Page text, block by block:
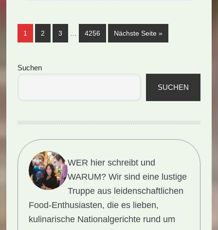
Seite
1 Seite
2 Seite
3 Seite
4256 Nächste Seite aufrufen
»
Seitenspalte
Suchen
SUCHEN
WER hier schreibt und
WARUM? Wir sind eine lustige
Truppe aus leidenschaftlichen
Food-Enthusiasten, die es lieben,
kulinarische Nationalgerichte rund um